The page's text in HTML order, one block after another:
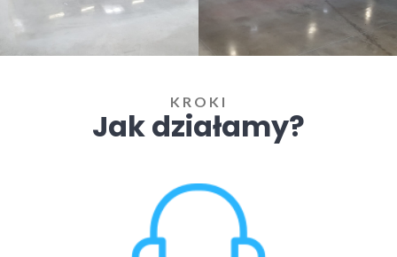
KROKI
Jak działamy?